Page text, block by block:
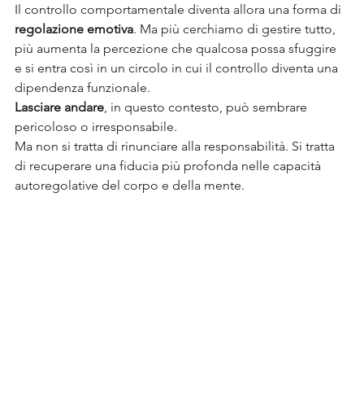
Il controllo comportamentale diventa allora una forma di
regolazione emotiva. Ma più cerchiamo di gestire tutto,
più aumenta la percezione che qualcosa possa sfuggire
e si entra così in un circolo in cui il controllo diventa una
dipendenza funzionale.
Lasciare andare , in questo contesto, può sembrare
pericoloso o irresponsabile.
Ma non si tratta di rinunciare alla responsabilità. Si tratta
di recuperare una fiducia più profonda nelle capacità
autoregolative del corpo e della mente.